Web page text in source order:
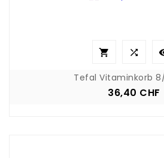
 
Tefal Vitaminkorb 8/
Preis
36,40 CHF